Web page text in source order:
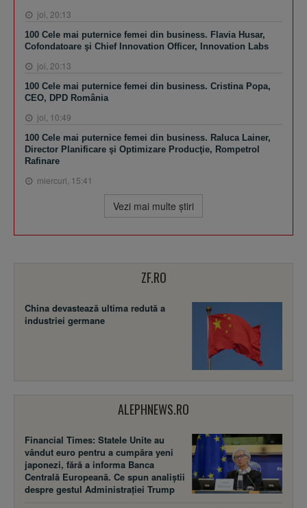
joi, 20:13
100 Cele mai puternice femei din business. Flavia Husar,
Cofondatoare şi Chief Innovation Officer, Innovation Labs
joi, 20:13
100 Cele mai puternice femei din business. Cristina Popa,
CEO, DPD România
joi, 10:49
100 Cele mai puternice femei din business. Raluca Lainer,
Director Planificare şi Optimizare Producţie, Rompetrol
Rafinare
miercuri, 15:41
Vezi mai multe ştiri
ZF.RO
China devastează ultima redută a
industriei germane
ALEPHNEWS.RO
Financial Times: Statele Unite au
vândut euro pentru a cumpăra yeni
japonezi, fără a informa Banca
Centrală Europeană. Ce spun analiștii
despre gestul Administrației Trump